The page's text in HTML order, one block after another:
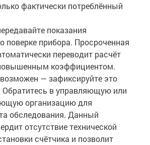
фактически потреблённый
показания
поверке прибора. Просроченная
переводит расчёт
коэффициентом.
— зафиксируйте это
Обратитесь в управляющую или
организацию для
обследования. Данный
отсутствие технической
счётчика и позволит